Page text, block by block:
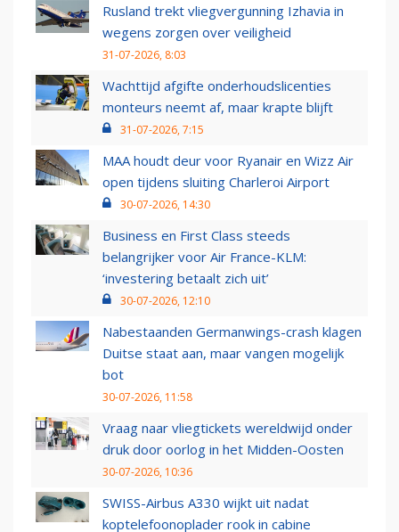
Rusland trekt vliegvergunning Izhavia in
wegens zorgen over veiligheid
31-07-2026, 8:03
Wachttijd afgifte onderhoudslicenties
monteurs neemt af, maar krapte blijft
31-07-2026, 7:15
MAA houdt deur voor Ryanair en Wizz Air
open tijdens sluiting Charleroi Airport
30-07-2026, 14:30
Business en First Class steeds
belangrijker voor Air France-KLM:
‘investering betaalt zich uit’
30-07-2026, 12:10
Nabestaanden Germanwings-crash klagen
Duitse staat aan, maar vangen mogelijk
bot
30-07-2026, 11:58
Vraag naar vliegtickets wereldwijd onder
druk door oorlog in het Midden-Oosten
30-07-2026, 10:36
SWISS-Airbus A330 wijkt uit nadat
koptelefoonoplader rook in cabine